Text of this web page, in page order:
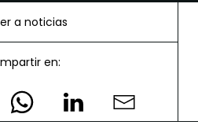
a noticias
en: